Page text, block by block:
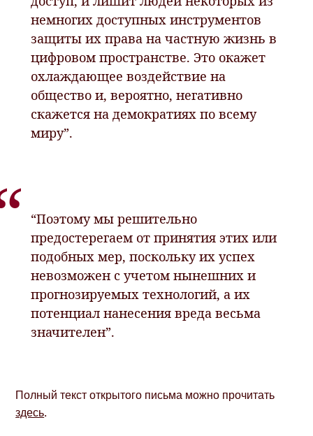
немногих доступных инструментов
защиты их права на частную жизнь в
цифровом пространстве. Это окажет
охлаждающее воздействие на
общество и, вероятно, негативно
скажется на демократиях по всему
миру”.
“Поэтому мы решительно
предостерегаем от принятия этих или
подобных мер, поскольку их успех
невозможен с учетом нынешних и
прогнозируемых технологий, а их
потенциал нанесения вреда весьма
значителен”.
Полный текст открытого письма можно прочитать
здесь.